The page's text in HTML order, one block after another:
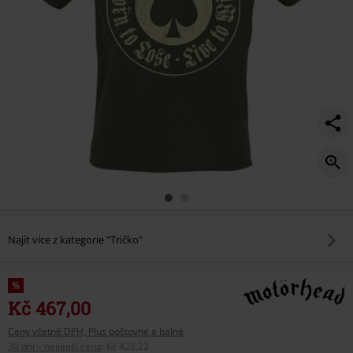
Najít více z kategorie "Tričko"
%
Kč 467,00
Ceny včetně DPH, Plus poštovné a balné
30 dní – nejlepší cena
Kč 428,22